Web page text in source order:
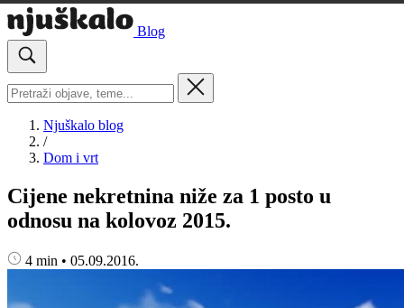
Blog
Njuškalo blog
/
Dom i vrt
Cijene nekretnina niže za 1 posto u
odnosu na kolovoz 2015.
4 min • 05.09.2016.